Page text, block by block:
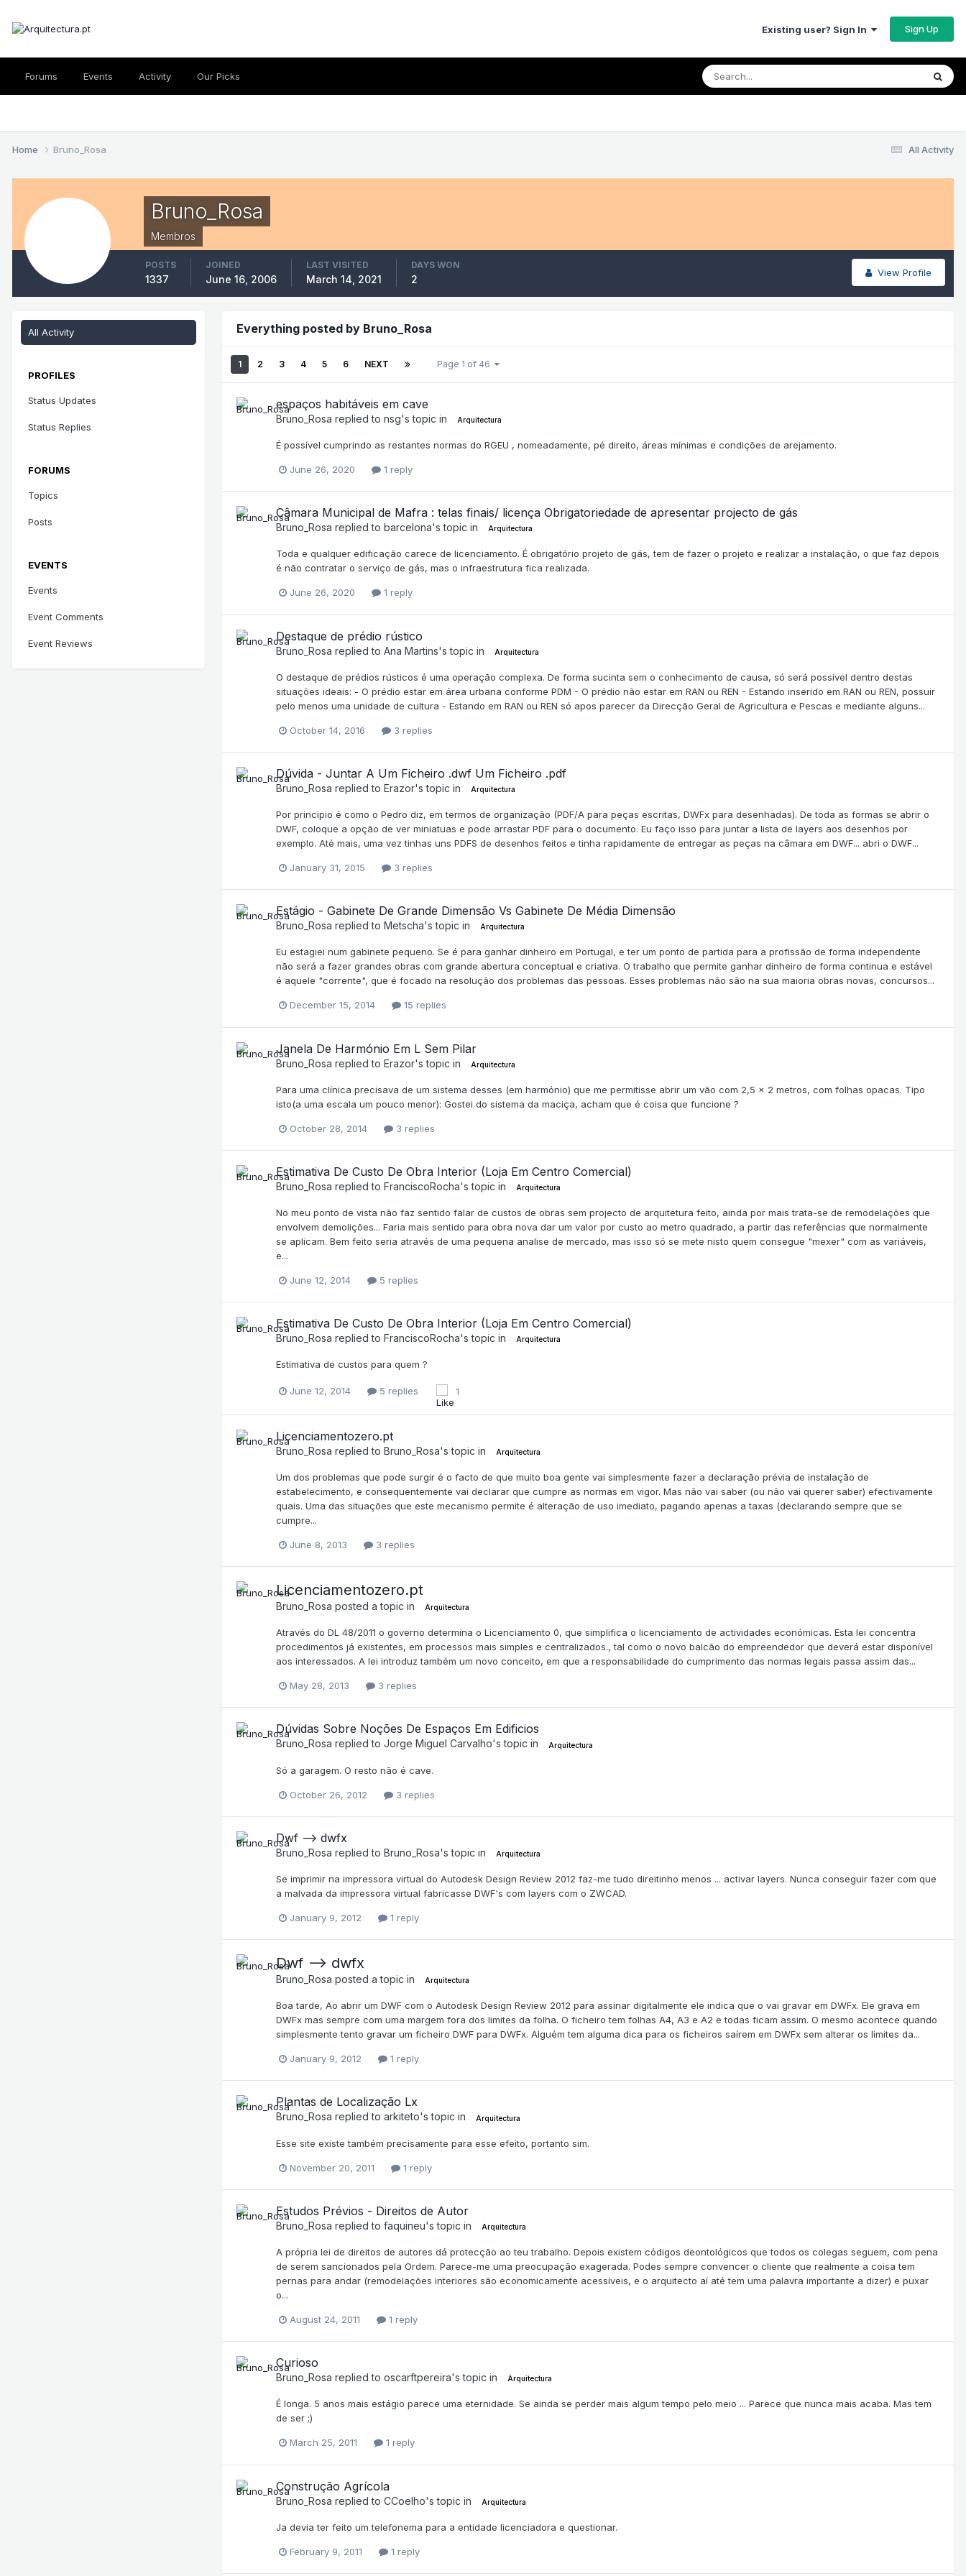
Existing user? Sign In Sign Up
Forums Events Activity Our Picks
All Activity
Home Bruno_Rosa
Bruno_Rosa
Membros
View Profile
POSTS
1337
JOINED
June 16, 2006
LAST VISITED
March 14, 2021
DAYS WON
2
All Activity
PROFILES
Status Updates
Status Replies
FORUMS
Topics
Posts
EVENTS
Events
Event Comments
Event Reviews
Everything posted by Bruno_Rosa
1 2 3 4 5 6 NEXT Page 1 of 46
espaços habitáveis em cave
Bruno_Rosa replied to nsg's topic in Arquitectura
É possível cumprindo as restantes normas do RGEU , nomeadamente, pé direito, áreas mínimas e condições de arejamento.
June 26, 2020 1 reply
Câmara Municipal de Mafra : telas finais/ licença Obrigatoriedade de apresentar projecto de gás
Bruno_Rosa replied to barcelona's topic in Arquitectura
Toda e qualquer edificação carece de licenciamento. É obrigatório projeto de gás, tem de fazer o projeto e realizar a instalação, o que faz depois
é não contratar o serviço de gás, mas o infraestrutura fica realizada.
June 26, 2020 1 reply
Destaque de prédio rústico
Bruno_Rosa replied to Ana Martins's topic in Arquitectura
O destaque de prédios rústicos é uma operação complexa. De forma sucinta sem o conhecimento de causa, só será possível dentro destas
situações ideais: - O prédio estar em área urbana conforme PDM - O prédio não estar em RAN ou REN - Estando inserido em RAN ou REN, possuir
pelo menos uma unidade de cultura - Estando em RAN ou REN só apos parecer da Direcção Geral de Agricultura e Pescas e mediante alguns...
October 14, 2016 3 replies
Dúvida - Juntar A Um Ficheiro .dwf Um Ficheiro .pdf
Bruno_Rosa replied to Erazor's topic in Arquitectura
Por principio é como o Pedro diz, em termos de organização (PDF/A para peças escritas, DWFx para desenhadas). De toda as formas se abrir o
DWF, coloque a opção de ver miniatuas e pode arrastar PDF para o documento. Eu faço isso para juntar a lista de layers aos desenhos por
exemplo. Até mais, uma vez tinhas uns PDFS de desenhos feitos e tinha rapidamente de entregar as peças na câmara em DWF... abri o DWF...
January 31, 2015 3 replies
Estágio - Gabinete De Grande Dimensão Vs Gabinete De Média Dimensão
Bruno_Rosa replied to Metscha's topic in Arquitectura
Eu estagiei num gabinete pequeno. Se é para ganhar dinheiro em Portugal, e ter um ponto de partida para a profissão de forma independente
não será a fazer grandes obras com grande abertura conceptual e criativa. O trabalho que permite ganhar dinheiro de forma continua e estável
é aquele "corrente", que é focado na resolução dos problemas das pessoas. Esses problemas não são na sua maioria obras novas, concursos...
December 15, 2014 15 replies
Janela De Harmónio Em L Sem Pilar
Bruno_Rosa replied to Erazor's topic in Arquitectura
Para uma clínica precisava de um sistema desses (em harmónio) que me permitisse abrir um vão com 2,5 x 2 metros, com folhas opacas. Tipo
isto(a uma escala um pouco menor): Gostei do sistema da maciça, acham que é coisa que funcione ?
October 28, 2014 3 replies
Estimativa De Custo De Obra Interior (Loja Em Centro Comercial)
Bruno_Rosa replied to FranciscoRocha's topic in Arquitectura
No meu ponto de vista não faz sentido falar de custos de obras sem projecto de arquitetura feito, ainda por mais trata-se de remodelações que
envolvem demolições... Faria mais sentido para obra nova dar um valor por custo ao metro quadrado, a partir das referências que normalmente
se aplicam. Bem feito seria através de uma pequena analise de mercado, mas isso só se mete nisto quem consegue "mexer" com as variáveis,
e...
June 12, 2014 5 replies
Estimativa De Custo De Obra Interior (Loja Em Centro Comercial)
Bruno_Rosa replied to FranciscoRocha's topic in Arquitectura
Estimativa de custos para quem ?
June 12, 2014 5 replies 1
Licenciamentozero.pt
Bruno_Rosa replied to Bruno_Rosa's topic in Arquitectura
Um dos problemas que pode surgir é o facto de que muito boa gente vai simplesmente fazer a declaração prévia de instalação de
estabelecimento, e consequentemente vai declarar que cumpre as normas em vigor. Mas não vai saber (ou não vai querer saber) efectivamente
quais. Uma das situações que este mecanismo permite é alteração de uso imediato, pagando apenas a taxas (declarando sempre que se
cumpre...
June 8, 2013 3 replies
Licenciamentozero.pt
Bruno_Rosa posted a topic in Arquitectura
Através do DL 48/2011 o governo determina o Licenciamento 0, que simplifica o licenciamento de actividades económicas. Esta lei concentra
procedimentos já existentes, em processos mais simples e centralizados., tal como o novo balcão do empreendedor que deverá estar disponível
aos interessados. A lei introduz também um novo conceito, em que a responsabilidade do cumprimento das normas legais passa assim das...
May 28, 2013 3 replies
Dúvidas Sobre Noções De Espaços Em Edificios
Bruno_Rosa replied to Jorge Miguel Carvalho's topic in Arquitectura
Só a garagem. O resto não é cave.
October 26, 2012 3 replies
Dwf --> dwfx
Bruno_Rosa replied to Bruno_Rosa's topic in Arquitectura
Se imprimir na impressora virtual do Autodesk Design Review 2012 faz-me tudo direitinho menos ... activar layers. Nunca conseguir fazer com que
a malvada da impressora virtual fabricasse DWF's com layers com o ZWCAD.
January 9, 2012 1 reply
Dwf --> dwfx
Bruno_Rosa posted a topic in Arquitectura
Boa tarde, Ao abrir um DWF com o Autodesk Design Review 2012 para assinar digitalmente ele indica que o vai gravar em DWFx. Ele grava em
DWFx mas sempre com uma margem fora dos limites da folha. O ficheiro tem folhas A4, A3 e A2 e todas ficam assim. O mesmo acontece quando
simplesmente tento gravar um ficheiro DWF para DWFx. Alguém tem alguma dica para os ficheiros saírem em DWFx sem alterar os limites da...
January 9, 2012 1 reply
Plantas de Localização Lx
Bruno_Rosa replied to arkiteto's topic in Arquitectura
Esse site existe também precisamente para esse efeito, portanto sim.
November 20, 2011 1 reply
Estudos Prévios - Direitos de Autor
Bruno_Rosa replied to faquineu's topic in Arquitectura
A própria lei de direitos de autores dá protecção ao teu trabalho. Depois existem códigos deontológicos que todos os colegas seguem, com pena
de serem sancionados pela Ordem. Parece-me uma preocupação exagerada. Podes sempre convencer o cliente que realmente a coisa tem
pernas para andar (remodelações interiores são economicamente acessíveis, e o arquitecto aí até tem uma palavra importante a dizer) e puxar
o...
August 24, 2011 1 reply
Curioso
Bruno_Rosa replied to oscarftpereira's topic in Arquitectura
É longa. 5 anos mais estágio parece uma eternidade. Se ainda se perder mais algum tempo pelo meio ... Parece que nunca mais acaba. Mas tem
de ser ;)
March 25, 2011 1 reply
Construção Agrícola
Bruno_Rosa replied to CCoelho's topic in Arquitectura
Ja devia ter feito um telefonema para a entidade licenciadora e questionar.
February 9, 2011 1 reply